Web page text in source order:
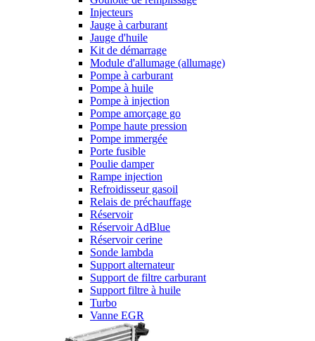
Injecteurs
Jauge à carburant
Jauge d'huile
Kit de démarrage
Module d'allumage (allumage)
Pompe à carburant
Pompe à huile
Pompe à injection
Pompe amorçage go
Pompe haute pression
Pompe immergée
Porte fusible
Poulie damper
Rampe injection
Refroidisseur gasoil
Relais de préchauffage
Réservoir
Réservoir AdBlue
Réservoir cerine
Sonde lambda
Support alternateur
Support de filtre carburant
Support filtre à huile
Turbo
Vanne EGR